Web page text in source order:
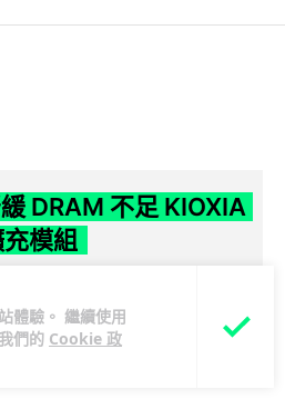
體驗。 繼續使用
們的 Cookie 政
DRAM 不足 KIOXIA
模組
模組 XL1 系列，結合低延遲快閃記
，將快閃記憶體轉化為記憶體擴充